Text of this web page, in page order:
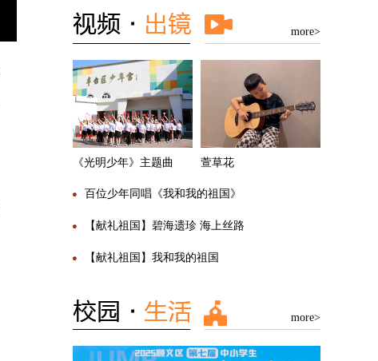
more>
《光明少年》主题曲 萱草花
百位少年同唱《我和我的祖国》
【献礼祖国】碧海遗珍 海上丝路
【献礼祖国】我和我的祖国
more>